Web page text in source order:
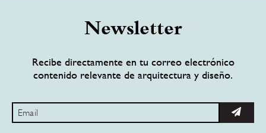
Newsletter
Recibe directamente en tu correo electrónico
contenido relevante de arquitectura y diseño.